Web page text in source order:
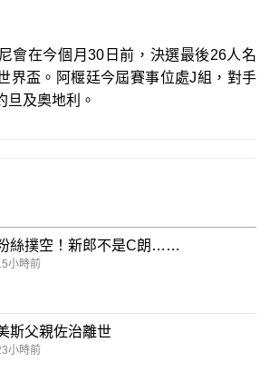
會在今個月30日前，決選最後26人名
界盃。阿椻廷今屆賽事位處J組，對手
旦及奧地利。
絲撲空！新郎不是C朗……
小時前
斯父親佐治離世
小時前